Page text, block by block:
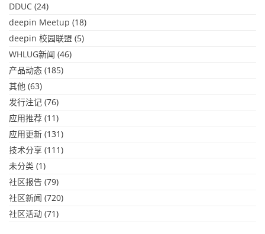
DDUC (24)
deepin Meetup (18)
deepin 校园联盟 (5)
WHLUG新闻 (46)
产品动态 (185)
其他 (63)
发行注记 (76)
应用推荐 (11)
应用更新 (131)
技术分享 (111)
未分类 (1)
社区报告 (79)
社区新闻 (720)
社区活动 (71)